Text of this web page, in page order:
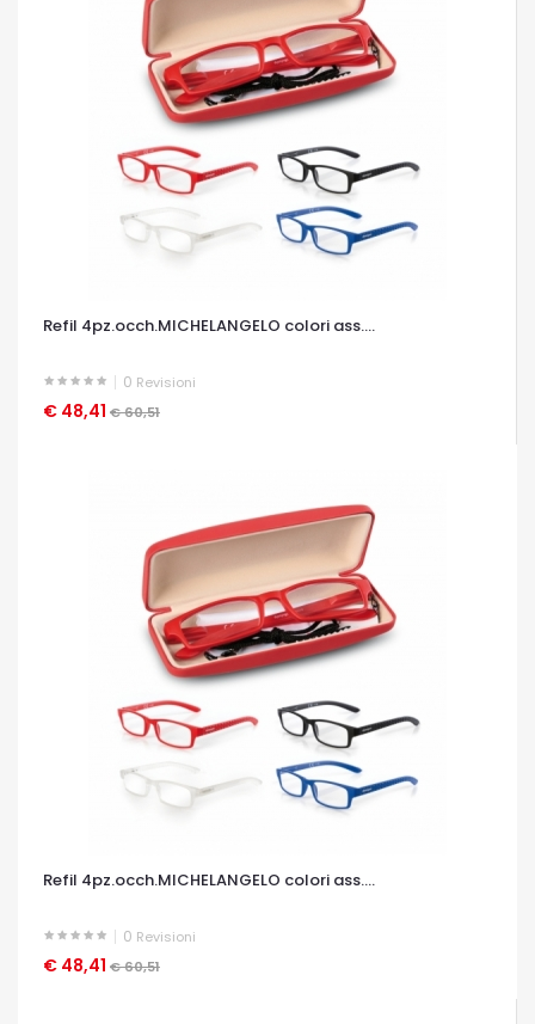
Refil 4pz.occh.MICHELANGELO colori ass....
0 Revisioni
€ 48,41 € 60,51
OCCHIATA VELOCE
Refil 4pz.occh.MICHELANGELO colori ass....
0 Revisioni
€ 48,41 € 60,51
OCCHIATA VELOCE